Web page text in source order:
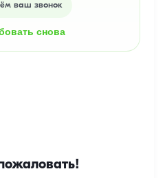
ваш звонок
снова